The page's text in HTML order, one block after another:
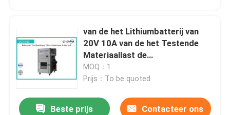
van de het Lithiumbatterij van
20V 10A van de het Testende
Materiaallast de
Lossingssysteem
MOQ：1
Prijs：To be quoted
Beste prijs Contacteer ons